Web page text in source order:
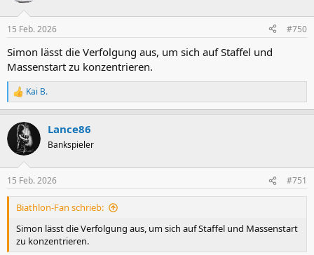
15 Feb. 2026 #750
Simon lässt die Verfolgung aus, um sich auf Staffel und
Massenstart zu konzentrieren.
R
e
k
i
e
n
Kai B.
Lance86
Bankspieler
15 Feb. 2026 #751
Biathlon-Fan schrieb:
Simon lässt die Verfolgung aus, um sich auf Staffel und Massenstart
zu konzentrieren.